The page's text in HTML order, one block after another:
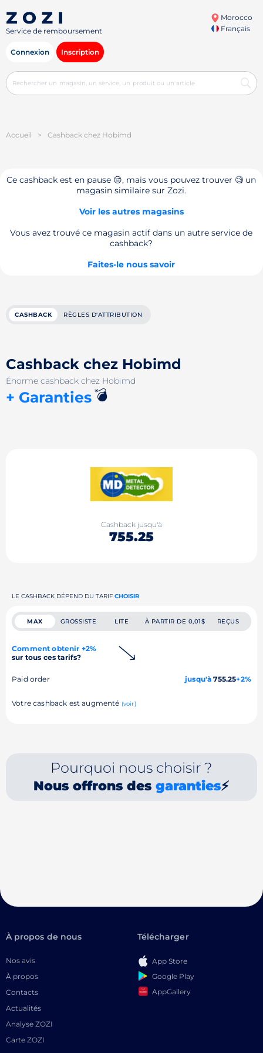
Service de remboursement
Morocco
Français
Connexion Inscription
Accueil > Cashback chez Hobimd
Ce cashback est en pause 😔, mais vous pouvez trouver 🧐 un
magasin similaire sur Zozi.
Voir les autres magasins
Vous avez trouvé ce magasin actif dans un autre service de
cashback?
Faites-le nous savoir
CASHBACK RÈGLES D'ATTRIBUTION
Cashback chez Hobimd
Énorme cashback chez Hobimd
+ Garanties💣
Cashback jusqu'à
755.25
LE CASHBACK DÉPEND DU TARIF CHOISIR
MAX GROSSISTE LITE À PARTIR DE 0,01$ REÇUS
Comment obtenir +2%
sur tous ces tarifs?
Paid order jusqu'à 755.25+2%
Votre cashback est augmenté (voir)
Pourquoi nous choisir ?
Nous offrons desgaranties⚡
À propos de nous
Nos avis
À propos
Contacts
Actualités
Analyse ZOZI
Carte ZOZI
Télécharger
App Store
Google Play
AppGallery